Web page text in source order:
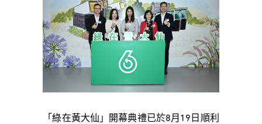
「綠在黃大仙」開幕典禮已於8月19日順利